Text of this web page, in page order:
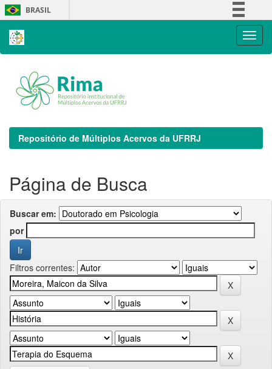
Skip
navigation
BRASIL
Repositório de Múltiplos Acervos da UFRRJ
Página de Busca
Buscar em:
por
Filtros correntes: